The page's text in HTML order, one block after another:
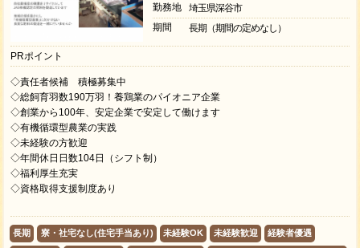
勤務地
埼玉県深谷市
期間
長期（期間の定めなし）
PRポイント
◇責任者候補 積極募集中
◇総飼育羽数190万羽！養鶏業のパイオニア企業
◇創業から100年、安定企業で安定して働けます
◇有機循環型農業の実践
◇未経験の方歓迎
◇年間休日日数104日（シフト制）
◇福利厚生充実
◇資格取得支援制度あり
長期 寮・社宅なし(住宅手当あり) 未経験OK 未経験歓迎 経験者優遇